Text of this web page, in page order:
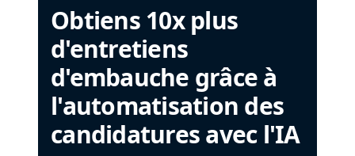
Obtiens 10x plus
d'entretiens
d'embauche grâce à
l'automatisation des
candidatures avec l'IA